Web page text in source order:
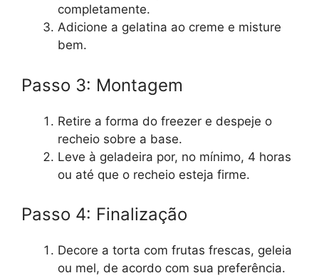
completamente.
Adicione a gelatina ao creme e misture
bem.
Passo 3: Montagem
Retire a forma do freezer e despeje o
recheio sobre a base.
Leve à geladeira por, no mínimo, 4 horas
ou até que o recheio esteja firme.
Passo 4: Finalização
Decore a torta com frutas frescas, geleia
ou mel, de acordo com sua preferência.